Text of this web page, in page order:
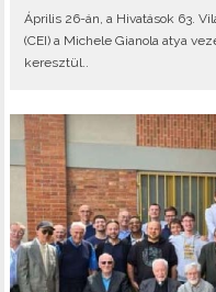
Április 26-án, a Hivatások 63.
(CEI) a Michele Gianola atya
keresztül..